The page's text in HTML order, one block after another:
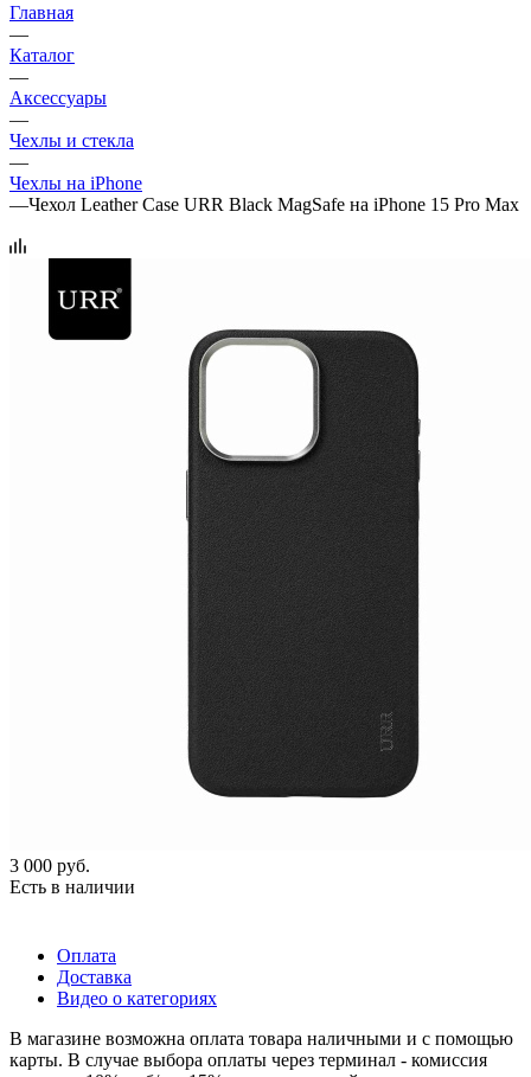
Главная
—
Каталог
—
Аксессуары
—
Чехлы и стекла
—
Чехлы на iPhone
—Чехол Leather Case URR Black MagSafe на iPhone 15 Pro Max
3 000 руб.
Есть в наличии
Оплата
Доставка
Видео о категориях
В магазине возможна оплата товара наличными и с помощью
карты. В случае выбора оплаты через терминал - комиссия